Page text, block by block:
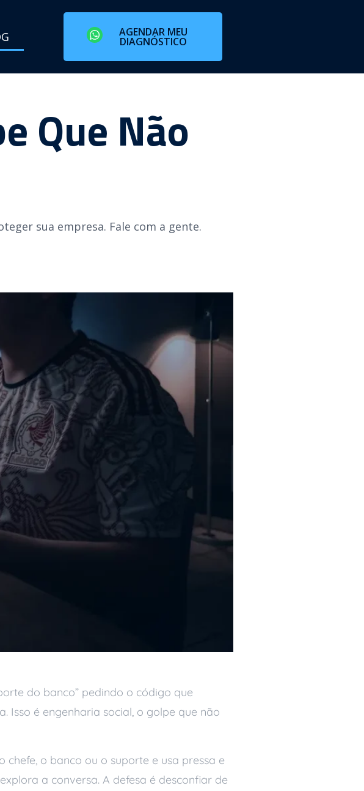
AGENDAR MEU
DIAGNÓSTICO
Que Não
sua empresa. Fale com a gente.
do banco” pedindo o código que
Isso é engenharia social, o golpe que não
chefe, o banco ou o suporte e usa pressa e
a conversa. A defesa é desconfiar de